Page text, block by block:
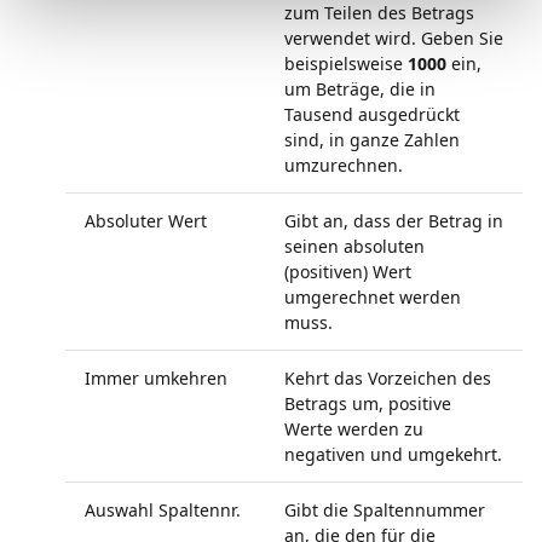
zum Teilen des Betrags
verwendet wird. Geben Sie
beispielsweise 1000 ein,
um Beträge, die in
Tausend ausgedrückt
sind, in ganze Zahlen
umzurechnen.
Absoluter Wert
Gibt an, dass der Betrag in
seinen absoluten
(positiven) Wert
umgerechnet werden
muss.
Immer umkehren
Kehrt das Vorzeichen des
Betrags um, positive
Werte werden zu
negativen und umgekehrt.
Auswahl Spaltennr.
Gibt die Spaltennummer
an, die den für die